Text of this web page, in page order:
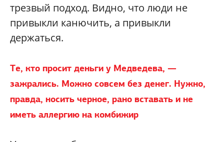
трезвый подход. Видно, что люди не
привыкли канючить, а привыкли
держаться.
Те, кто просит деньги у Медведева, —
зажрались. Можно совсем без денег. Нужно,
правда, носить черное, рано вставать и не
иметь аллергию на комбижир